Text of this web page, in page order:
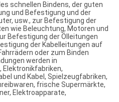
schnellen Bindens, der guten
und Befestigung und der
usw., zur Befestigung der
wie Beleuchtung, Motoren und
Befestigung der Ölleitungen
der Kabelleitungen auf
oder zum Binden
werden in
und Kabel, Spielzeugfabriken,
frische Supermärkte,
Elektroapparate,